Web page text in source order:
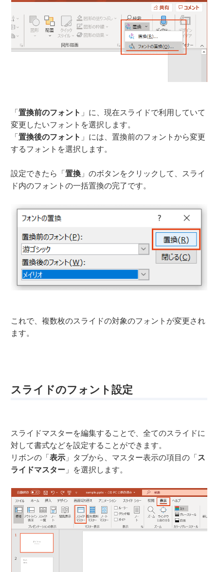
「置換前のフォント 」に、現在スライドで利用していて
変更したいフォントを選択します。
「置換後のフォント 」には、置換前のフォントから変更
するフォントを選択します。
設定できたら「置換 」のボタンをクリックして、スライ
ド内のフォントの一括置換の完了です。
これで、複数枚のスライドの対象のフォントが変更され
ます。
スライドのフォント設定
スライドマスターを編集することで、全てのスライドに
対して書式などを設定することができます。
リボンの「表示 」タブから、マスター表示の項目の「ス
ライドマスター 」を選択します。